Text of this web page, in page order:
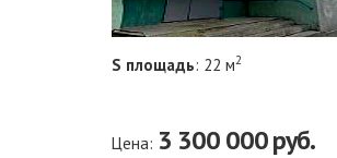
S площадь: 22 м2
Цена: 3 300 000руб.